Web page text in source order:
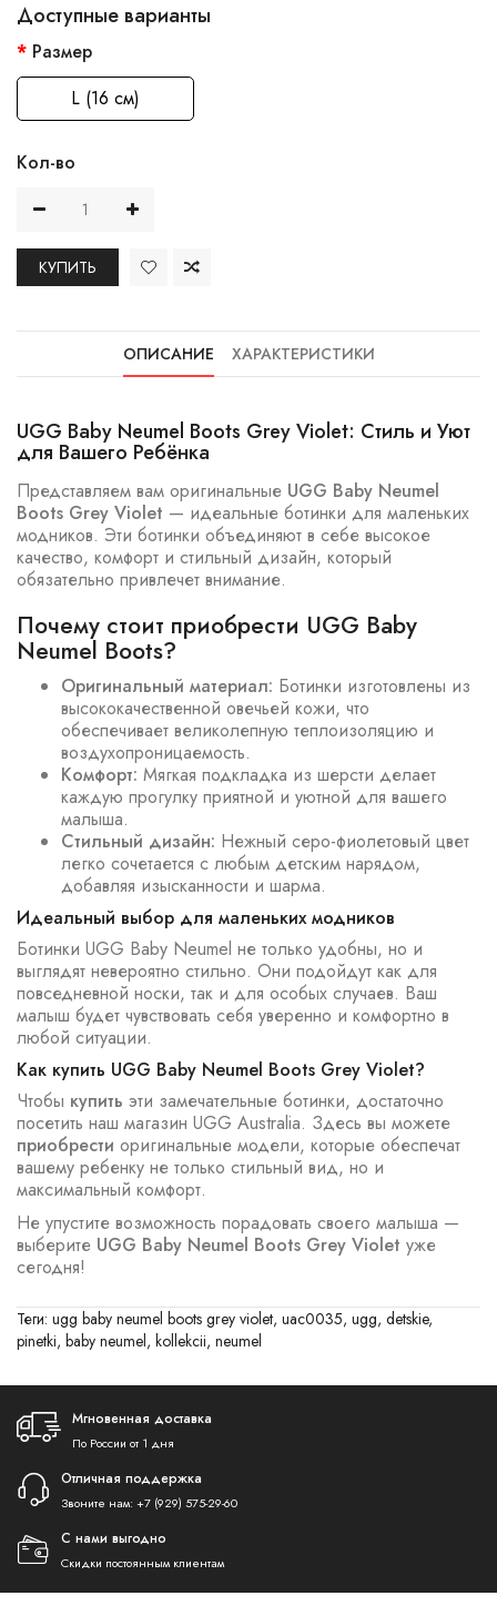
Доступные варианты
Размер
L (16 см)
Кол-во
КУПИТЬ
ОПИСАНИЕ ХАРАКТЕРИСТИКИ
UGG Baby Neumel Boots Grey Violet: Стиль и Уют
для Вашего Ребёнка
Представляем вам оригинальные UGG Baby Neumel
Boots Grey Violet — идеальные ботинки для маленьких
модников. Эти ботинки объединяют в себе высокое
качество, комфорт и стильный дизайн, который
обязательно привлечет внимание.
Почему стоит приобрести UGG Baby
Neumel Boots?
Оригинальный материал: Ботинки изготовлены из
высококачественной овечьей кожи, что
обеспечивает великолепную теплоизоляцию и
воздухопроницаемость.
Комфорт: Мягкая подкладка из шерсти делает
каждую прогулку приятной и уютной для вашего
малыша.
Стильный дизайн: Нежный серо-фиолетовый цвет
легко сочетается с любым детским нарядом,
добавляя изысканности и шарма.
Идеальный выбор для маленьких модников
Ботинки UGG Baby Neumel не только удобны, но и
выглядят невероятно стильно. Они подойдут как для
повседневной носки, так и для особых случаев. Ваш
малыш будет чувствовать себя уверенно и комфортно в
любой ситуации.
Как купить UGG Baby Neumel Boots Grey Violet?
Чтобы купить эти замечательные ботинки, достаточно
посетить наш магазин UGG Australia. Здесь вы можете
приобрести оригинальные модели, которые обеспечат
вашему ребенку не только стильный вид, но и
максимальный комфорт.
Не упустите возможность порадовать своего малыша —
выберите UGG Baby Neumel Boots Grey Violet уже
сегодня!
Теги: ugg baby neumel boots grey violet, uac0035, ugg, detskie,
pinetki, baby neumel, kollekcii, neumel
Мгновенная доставка
По России от 1 дня
Отличная поддержка
Звоните нам: +7 (929) 575-29-60
С нами выгодно
Скидки постоянным клиентам